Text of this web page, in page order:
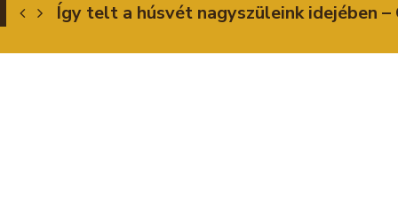
Így telt a húsvét nagyszüleink idejében –